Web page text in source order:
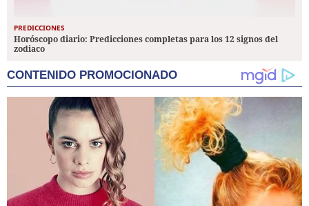
PREDICCIONES
Horóscopo diario: Predicciones completas para los 12 signos del
zodiaco
CONTENIDO PROMOCIONADO